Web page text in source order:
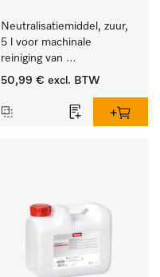
Neutralisatiemiddel, zuur,
5 l voor machinale
reiniging van
laboratoriumglaswerk en -
50,99 € excl. BTW